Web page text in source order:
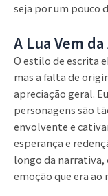
seja por um pouco
A Lua Vem
O estilo de escrita
mas a falta de
apreciação geral.
personagens são
envolvente e
esperança e
longo da narrativa,
emoção que era